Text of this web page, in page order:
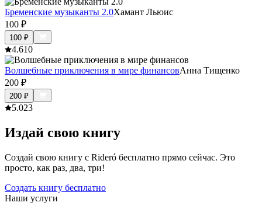
Бременские музыканты 2.0Хамант Льюис
100 ₽
100 ₽
4.610
Волшебные приключения в мире финансовАнна Тищенко
200 ₽
200 ₽
5.023
Издай свою книгу
Создай свою книгу с Rideró бесплатно прямо сейчас. Это
просто, как раз, два, три!
Создать книгу бесплатно
Наши услуги